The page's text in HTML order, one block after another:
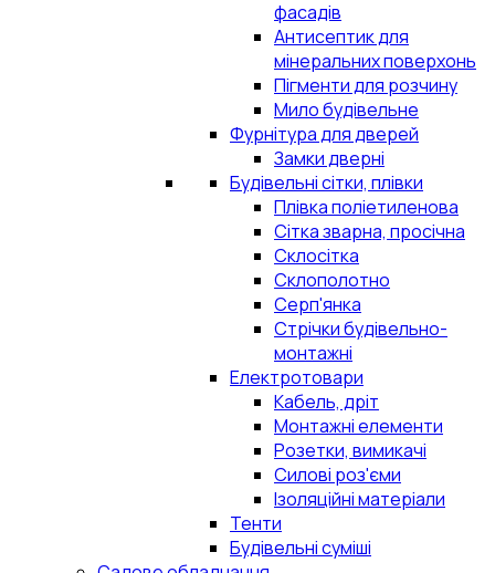
фасадів
Антисептик для
мінеральних поверхонь
Пігменти для розчину
Мило будівельне
Фурнітура для дверей
Замки дверні
Будівельні сітки, плівки
Плівка поліетиленова
Сітка зварна, просічна
Склосітка
Склополотно
Серп'янка
Стрічки будівельно-
монтажні
Електротовари
Кабель, дріт
Монтажні елементи
Розетки, вимикачі
Силові роз'єми
Ізоляційні матеріали
Тенти
Будівельні суміші